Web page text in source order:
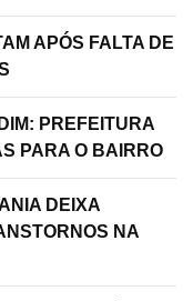
APÓS FALTA DE
PREFEITURA
PARA O BAIRRO
DEIXA
NA